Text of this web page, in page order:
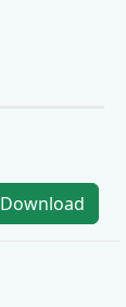
Download